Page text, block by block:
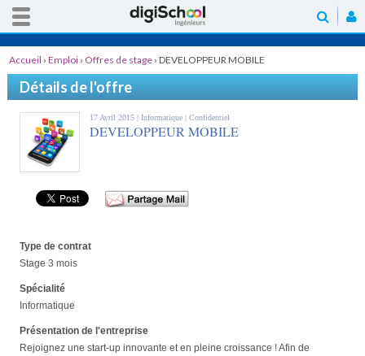
Accueil › Emploi › Offres de stage › DEVELOPPEUR MOBILE
Détails de l'offre
17 Avril 2015 | Informatique | Confidentiel
DEVELOPPEUR MOBILE
Type de contrat
Stage 3 mois
Spécialité
Informatique
Présentation de l'entreprise
Rejoignez une start-up innovante et en pleine croissance ! Afin de